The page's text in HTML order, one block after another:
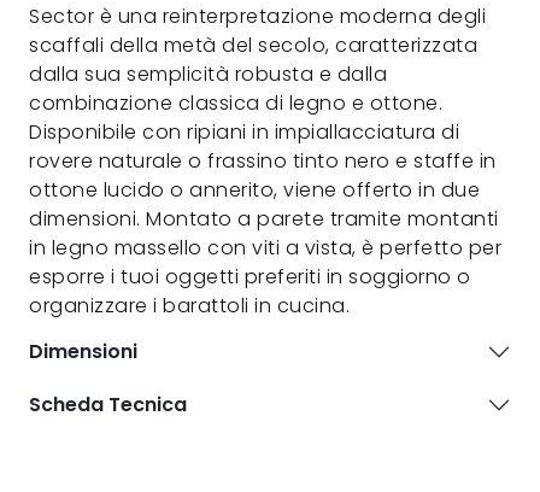
Sector è una reinterpretazione moderna degli
scaffali della metà del secolo, caratterizzata
dalla sua semplicità robusta e dalla
combinazione classica di legno e ottone.
Disponibile con ripiani in impiallacciatura di
rovere naturale o frassino tinto nero e staffe in
ottone lucido o annerito, viene offerto in due
dimensioni. Montato a parete tramite montanti
in legno massello con viti a vista, è perfetto per
esporre i tuoi oggetti preferiti in soggiorno o
organizzare i barattoli in cucina.
Dimensioni
Scheda Tecnica